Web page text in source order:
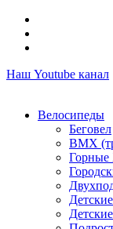
Наш Youtube канал
Велосипеды
Беговел
ВМХ
Горные